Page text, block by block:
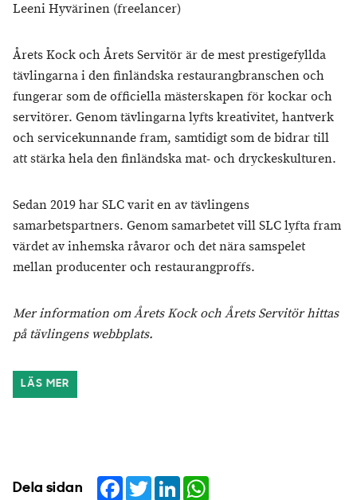
Leeni Hyvärinen (freelancer)
Årets Kock och Årets Servitör är de mest prestigefyllda
tävlingarna i den finländska restaurangbranschen och
fungerar som de officiella mästerskapen för kockar och
servitörer. Genom tävlingarna lyfts kreativitet, hantverk
och servicekunnande fram, samtidigt som de bidrar till
att stärka hela den finländska mat- och dryckeskulturen.
Sedan 2019 har SLC varit en av tävlingens
samarbetspartners. Genom samarbetet vill SLC lyfta fram
värdet av inhemska råvaror och det nära samspelet
mellan producenter och restaurangproffs.
Mer information om Årets Kock och Årets Servitör hittas
på tävlingens webbplats.
LÄS MER
Dela sidan Facebook
TwitterLinkedIn